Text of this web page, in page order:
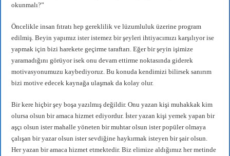
okunmalı?”
Öncelikle insan fıtratı hep gereklilik ve lüzumluluk üzerine program
edilmiş. Beyin yapımız ister istemez bir şeyleri ihtiyacımızı karşılıyor ise
yapmak için bizi harekete geçirme taraftarı. Eğer bir şeyin işimize
yaramadığını görüyor isek onu devam ettirme noktasında giderek
motivasyonumuzu kaybediyoruz. Bu konuda kendimizi bilirsek sanırım
bizi motive edecek kaynağa ulaşmak da kolay olur.
Bir kere hiçbir şey boşa yazılmış değildir. Onu yazan kişi muhakkak kim
olursa olsun bir amaca hizmet ediyordur. İster yazan kişi yemek yapan bir
aşçı olsun ister mahalle yöneten bir muhtar olsun ister popüler olmaya
çalışan bir yazar olsun ister sevdiğine haykırmak isteyen bir şair olsun.
Her yazan bir amaca hizmet etmektedir. Biz elimize aldığımız her metinde